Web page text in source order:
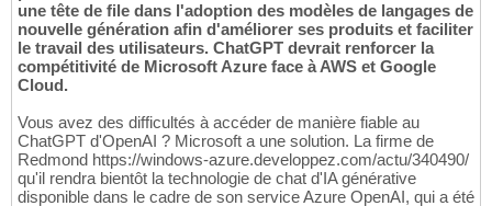
une tête de file dans l'adoption des modèles de langages de
nouvelle génération afin d'améliorer ses produits et faciliter
le travail des utilisateurs. ChatGPT devrait renforcer la
compétitivité de Microsoft Azure face à AWS et Google
Cloud.
Vous avez des difficultés à accéder de manière fiable au
ChatGPT d'OpenAI ? Microsoft a une solution. La firme de
Redmond https://windows-azure.developpez.com/actu/340490/
qu'il rendra bientôt la technologie de chat d'IA générative
disponible dans le cadre de son service Azure OpenAI, qui a été